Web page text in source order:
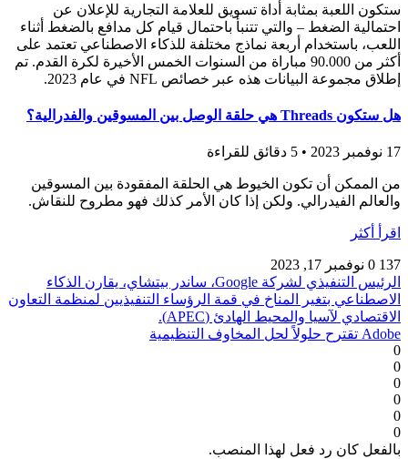
ستكون اللعبة بمثابة أداة تسويق للعلامة التجارية للإعلان عن
احتمالية الضغط – والتي تتنبأ باحتمال قيام كل مدافع بالضغط أثناء
اللعب، باستخدام أربعة نماذج مختلفة للذكاء الاصطناعي تعتمد على
أكثر من 90.000 مباراة من السنوات الخمس الأخيرة لكرة القدم. تم
إطلاق مجموعة البيانات هذه عبر خصائص NFL في عام 2023.
هل ستكون Threads هي حلقة الوصل بين المسوقين والفدرالية؟
17 نوفمبر 2023 • 5 دقائق للقراءة
من الممكن أن تكون الخيوط هي الحلقة المفقودة بين المسوقين
والعالم الفيدرالي. ولكن إذا كان الأمر كذلك فهو مطروح للنقاش.
اقرأ أكثر
137
0 نوفمبر 17, 2023
الرئيس التنفيذي لشركة Google، ساندر بيتشاي، يقارن الذكاء
الاصطناعي بتغير المناخ في قمة الرؤساء التنفيذيين لمنظمة التعاون
الاقتصادي لآسيا والمحيط الهادئ (APEC).
Adobe تقترح حلولاً لحل المخاوف التنظيمية
0
0
0
0
0
0
بالفعل كان رد فعل لهذا المنصب.